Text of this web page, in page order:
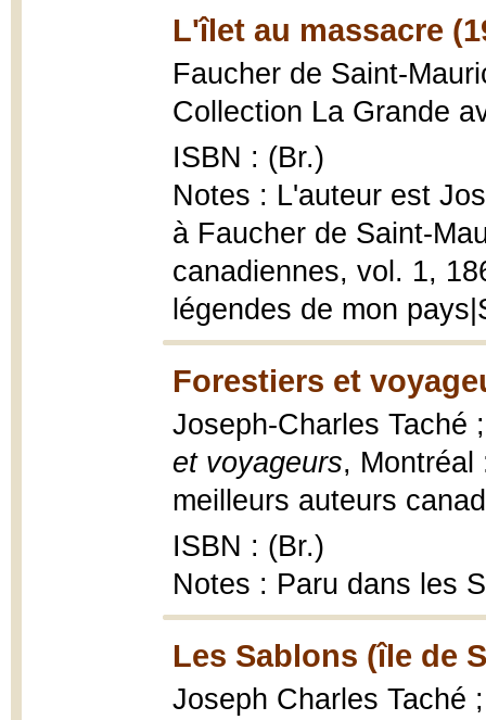
L'îlet au massacre
Faucher de Saint-
Collection La Grande
ISBN : (Br.)
Notes : L'auteur est
à Faucher de Saint-
canadiennes, vol. 1,
légendes de mon
Forestiers et
Joseph-Charles
et voyageurs, Montréal
meilleurs auteurs
ISBN : (Br.)
Notes : Paru dans les
Les Sablons (île de
Joseph Charles Taché